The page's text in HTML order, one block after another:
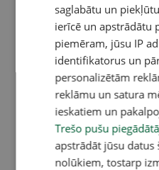
saglabātu un
ierīcē un apstrādātu
piemēram, jūsu IP
identifikatorus un
personalizētām
reklāmu un satura
ieskatiem un
Trešo pušu
apstrādāt jūsu datus
nolūkiem, tostarp